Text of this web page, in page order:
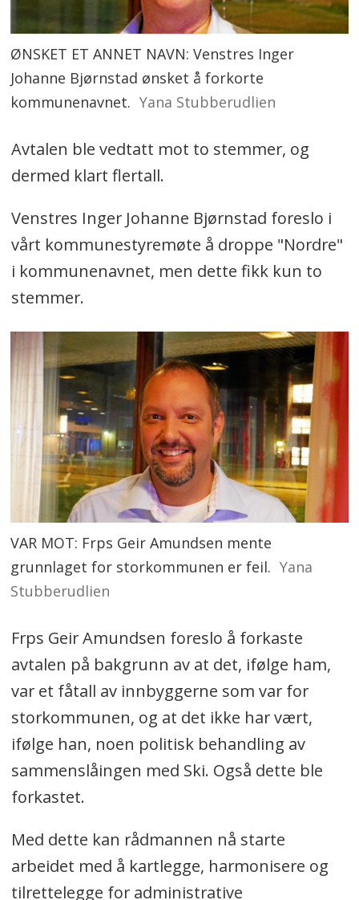
ØNSKET ET ANNET NAVN: Venstres Inger
Johanne Bjørnstad ønsket å forkorte
kommunenavnet. Yana Stubberudlien
Avtalen ble vedtatt mot to stemmer, og
dermed klart flertall.
Venstres Inger Johanne Bjørnstad foreslo i
vårt kommunestyremøte å droppe "Nordre"
i kommunenavnet, men dette fikk kun to
stemmer.
VAR MOT: Frps Geir Amundsen mente
grunnlaget for storkommunen er feil. Yana
Stubberudlien
Frps Geir Amundsen foreslo å forkaste
avtalen på bakgrunn av at det, ifølge ham,
var et fåtall av innbyggerne som var for
storkommunen, og at det ikke har vært,
ifølge han, noen politisk behandling av
sammenslåingen med Ski. Også dette ble
forkastet.
Med dette kan rådmannen nå starte
arbeidet med å kartlegge, harmonisere og
tilrettelegge for administrative